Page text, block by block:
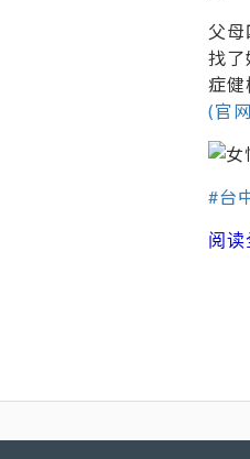
父母
找了
症健
(官
#台
阅